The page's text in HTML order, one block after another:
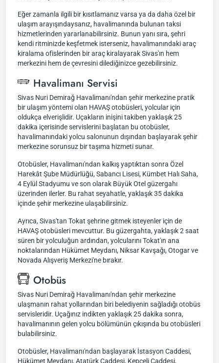
Eğer zamanla ilgili bir kısıtlamanız varsa ya da daha özel bir
ulaşım arayışındaysanız, havalimanında bulunan taksi
hizmetlerinden yararlanabilirsiniz. Bunun yanı sıra, şehri
kendi ritminizde keşfetmek isterseniz, havalimanındaki araç
kiralama ofislerinden bir araç kiralayarak Sivas'ın hem
merkezini hem de çevresini dilediğinizce gezebilirsiniz.
Havalimanı Servisi
Sivas Nuri Demirağ Havalimanı'ndan şehir merkezine pratik
bir ulaşım yöntemi olan HAVAŞ otobüsleri, yolcular için
oldukça elverişlidir. Uçakların inişini takiben yaklaşık 25
dakika içerisinde servislerini başlatan bu otobüsler,
havalimanındaki yolcu salonunun dışından başlayarak şehir
merkezine sorunsuz bir taşıma hizmeti sunar.
Otobüsler, Havalimanı'ndan kalkış yaptıktan sonra Özel
Harekât Şube Müdürlüğü, Sabancı Lisesi, Kümbet Halı Saha,
4 Eylül Stadyumu ve son olarak Büyük Otel güzergahı
üzerinden ilerler. Bu rahat seyahatle, yaklaşık 35 dakika
içinde şehir merkezine ulaşabilirsiniz.
Ayrıca, Sivas'tan Tokat şehrine gitmek isteyenler için de
HAVAŞ otobüsleri mevcuttur. Bu güzergahta, yaklaşık 2 saat
süren bir yolculuğun ardından, yolcularını Tokat'ın ana
noktalarından Hükümet Meydanı, Niksar Kavşağı, Otogar ve
Novada Alışveriş Merkezi'ne bırakır.
Otobüs
Sivas Nuri Demirağ Havalimanı'ndan şehir merkezine
ulaşmanın rahat yollarından biri belediyenin sağladığı otobüs
servisleridir. Uçağınız indikten yaklaşık 25 dakika sonra,
havalimanının gelen yolcu bölümünün çıkışında bu otobüsleri
bulabilirsiniz.
Otobüsler, Havalimanı'ndan başlayarak İstasyon Caddesi,
Hükümet Meydanı, Atatürk Caddesi, Kepçeli Caddesi,